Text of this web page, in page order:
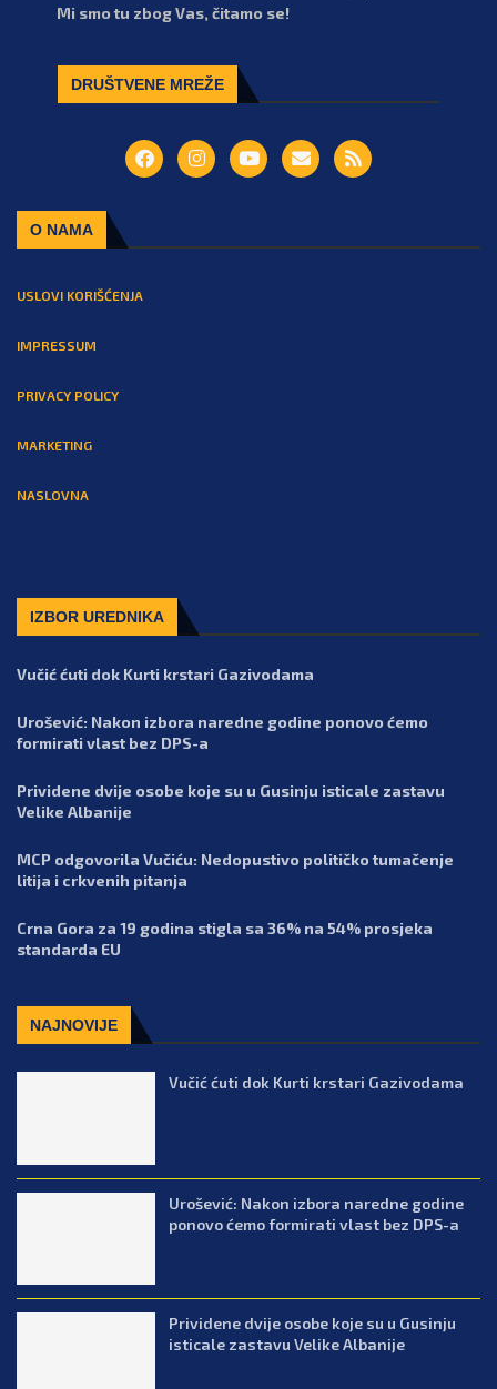
Mi smo tu zbog Vas, čitamo se!
DRUŠTVENE MREŽE
O NAMA
USLOVI KORIŠĆENJA
IMPRESSUM
PRIVACY POLICY
MARKETING
NASLOVNA
IZBOR UREDNIKA
Vučić ćuti dok Kurti krstari Gazivodama
Urošević: Nakon izbora naredne godine ponovo ćemo
formirati vlast bez DPS-a
Prividene dvije osobe koje su u Gusinju isticale zastavu
Velike Albanije
MCP odgovorila Vučiću: Nedopustivo političko tumačenje
litija i crkvenih pitanja
Crna Gora za 19 godina stigla sa 36% na 54% prosjeka
standarda EU
NAJNOVIJE
Vučić ćuti dok Kurti krstari Gazivodama
Urošević: Nakon izbora naredne godine
ponovo ćemo formirati vlast bez DPS-a
Prividene dvije osobe koje su u Gusinju
isticale zastavu Velike Albanije